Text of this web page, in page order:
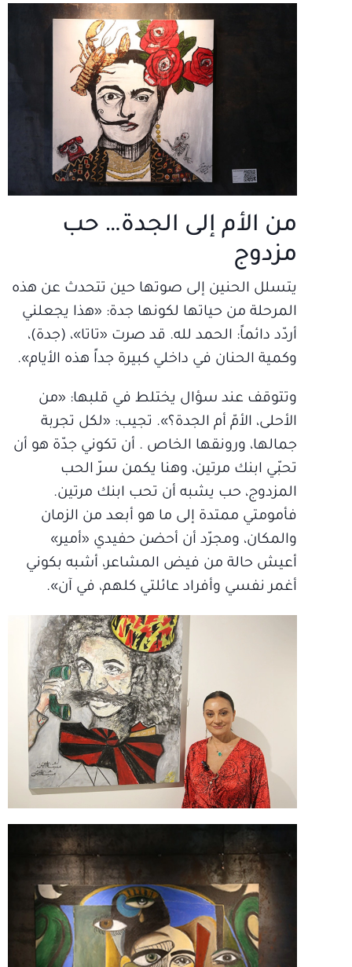
من الأم إلى الجدة… حب
مزدوج
يتسلل الحنين إلى صوتها حين تتحدث عن هذه
المرحلة من حياتها لكونها جدة: «هذا يجعلني
أردّد دائماً: الحمد لله. قد صرت «تاتا»، (جدة)،
وكمية الحنان في داخلي كبيرة جداً هذه الأيام».
وتتوقف عند سؤال يختلط في قلبها: «من
الأحلى، الأمّ أم الجدة؟». تجيب: «لكل تجربة
جمالها، ورونقها الخاص . أن تكوني جدّة هو أن
تحبّي ابنك مرتين، وهنا يكمن سرّ الحب
المزدوج، حب يشبه أن تحب ابنك مرتين.
فأمومتي ممتدة إلى ما هو أبعد من الزمان
والمكان، ومجرّد أن أحضن حفيدي «أمير»
أعيش حالة من فيض المشاعر، أشبه بكوني
أغمر نفسي وأفراد عائلتي كلهم، في آن».